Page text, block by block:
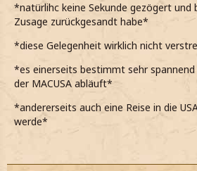
*natürlihc keine Sekunde gezögert und
Zusage zurückgesandt habe*
*diese Gelegenheit wirklich nicht
*es einerseits bestimmt sehr
der MACUSA abläuft*
*andererseits auch eine Reise in die
werde*